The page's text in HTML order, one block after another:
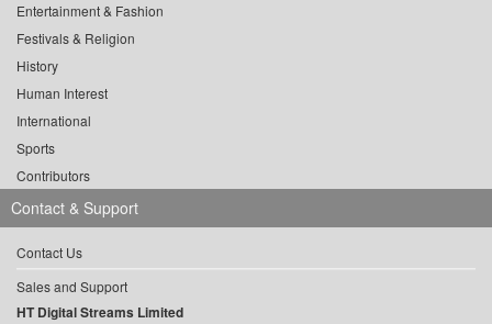
Entertainment & Fashion
Festivals & Religion
History
Human Interest
International
Sports
Contributors
Contact & Support
Contact Us
Sales and Support
HT Digital Streams Limited